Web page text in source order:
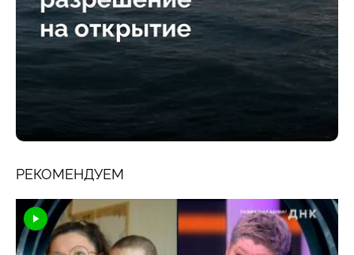
РЕКОМЕНДУЕМ